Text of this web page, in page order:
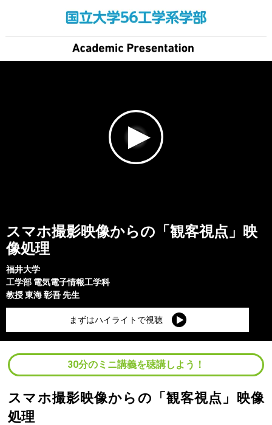
スマホ撮影映像からの「観客視点」映
像処理
福井大学
工学部 電気電子情報工学科
教授東海 彰吾先生
まずはハイライトで視聴
30分のミニ講義を聴講しよう！
スマホ撮影映像からの「観客視点」映像
処理